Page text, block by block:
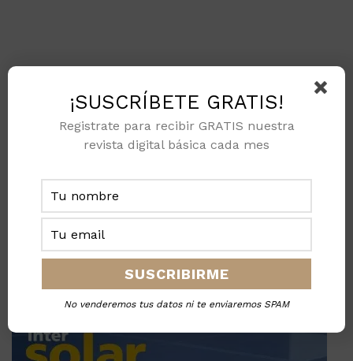
¡SUSCRÍBETE GRATIS!
Registrate para recibir GRATIS nuestra
revista digital básica cada mes
No venderemos tus datos ni te enviaremos SPAM